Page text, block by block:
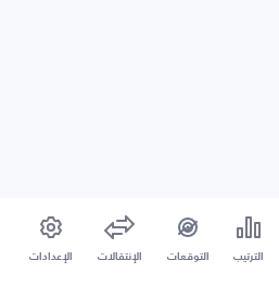
الترتيب التوقعات الإنتقالات الإعدادات